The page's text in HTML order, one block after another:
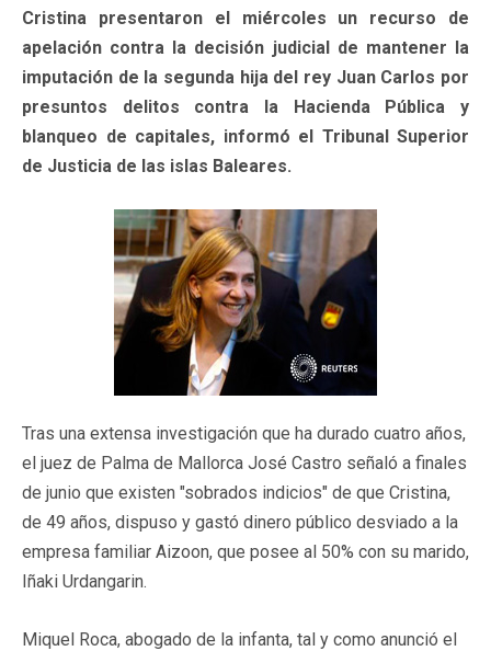
Cristina presentaron el miércoles un recurso de
apelación contra la decisión judicial de mantener la
imputación de la segunda hija del rey Juan Carlos por
presuntos delitos contra la Hacienda Pública y
blanqueo de capitales, informó el Tribunal Superior
de Justicia de las islas Baleares.
Tras una extensa investigación que ha durado cuatro años,
el juez de Palma de Mallorca José Castro señaló a finales
de junio que existen "sobrados indicios" de que Cristina,
de 49 años, dispuso y gastó dinero público desviado a la
empresa familiar Aizoon, que posee al 50% con su marido,
Iñaki Urdangarin.
Miquel Roca, abogado de la infanta, tal y como anunció el